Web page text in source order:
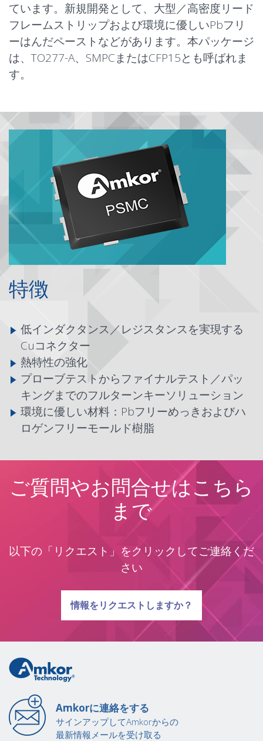
ています。新規開発として、大型／高密度リード
フレームストリップおよび環境に優しいPbフリ
ーはんだペーストなどがあります。本パッケージ
は、TO277-A、SMPCまたはCFP15とも呼ばれま
す。
特徴
低インダクタンス／レジスタンスを実現する
Cuコネクター
熱特性の強化
プローブテストからファイナルテスト／パッ
キングまでのフルターンキーソリューション
環境に優しい材料：Pbフリーめっきおよびハ
ロゲンフリーモールド樹脂
ご質問やお問合せはこちら
まで
以下の「リクエスト」をクリックしてご連絡くだ
さい
質問に関する
情報をリクエストしますか？
Amkorに連絡をする
サインアップしてAmkorからの
最新情報メールを受け取る